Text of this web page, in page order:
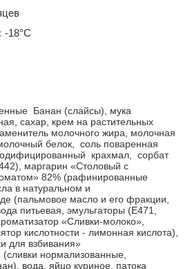
-18°С
Банан (слайсы), мука
сахар, крем на растительных
молочного жира, молочная
белок, соль поваренная
крахмал, сорбат
маргарин «Столовый с
82% (рафинированные
в натуральном и
(пальмовое масло и его фракции,
питьевая, эмульгаторы (Е471,
«Сливки-молоко»,
кислотности - лимонная кислота),
для взбивания»
нормализованные,
вода, яйцо куриное, патока